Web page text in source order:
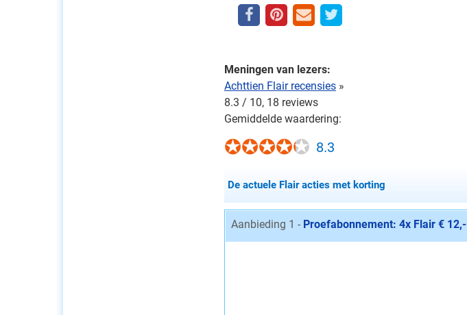
Meningen van lezers:
Achttien Flair recensies »
8.3 / 10, 18 reviews
Gemiddelde waardering:
8.3
De actuele Flair acties met korting
Aanbieding 1 - Proefabonnement: 4x Flair € 12,-